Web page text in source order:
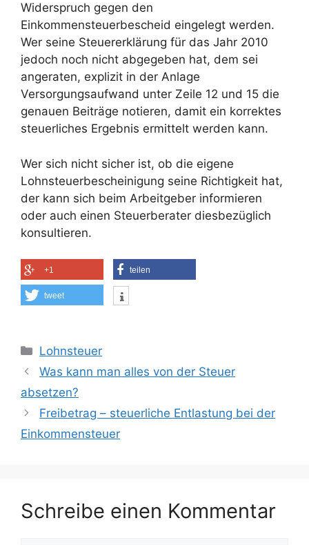
Widerspruch gegen den
Einkommensteuerbescheid eingelegt werden.
Wer seine Steuererklärung für das Jahr 2010
jedoch noch nicht abgegeben hat, dem sei
angeraten, explizit in der Anlage
Versorgungsaufwand unter Zeile 12 und 15 die
genauen Beiträge notieren, damit ein korrektes
steuerliches Ergebnis ermittelt werden kann.
Wer sich nicht sicher ist, ob die eigene
Lohnsteuerbescheinigung seine Richtigkeit hat,
der kann sich beim Arbeitgeber informieren
oder auch einen Steuerberater diesbezüglich
konsultieren.
+1 teilen
tweet
Kategorien
Lohnsteuer
Was kann man alles von der Steuer
absetzen?
Freibetrag – steuerliche Entlastung bei der
Einkommensteuer
Schreibe einen Kommentar